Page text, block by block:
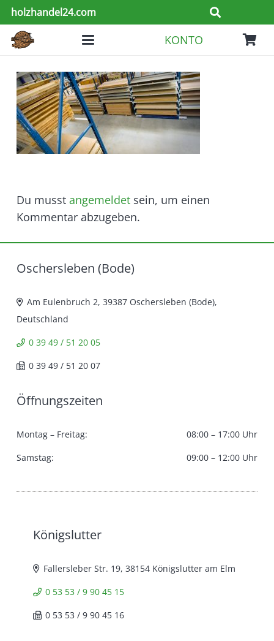
holzhandel24.com
KONTO
Du musst angemeldet sein, um einen
Kommentar abzugeben.
Oschersleben (Bode)
Am Eulenbruch 2, 39387 Oschersleben (Bode),
Deutschland
0 39 49 / 51 20 05
0 39 49 / 51 20 07
Öffnungszeiten
Montag – Freitag:
08:00 – 17:00 Uhr
Samstag:
09:00 – 12:00 Uhr
Königslutter
Fallersleber Str. 19, 38154 Königslutter am Elm
0 53 53 / 9 90 45 15
0 53 53 / 9 90 45 16